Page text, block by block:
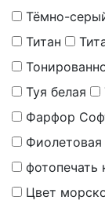
Тёмно-
Титан
Туя белая
Фарфор
Фиолетовая
фотопечать
Цвет